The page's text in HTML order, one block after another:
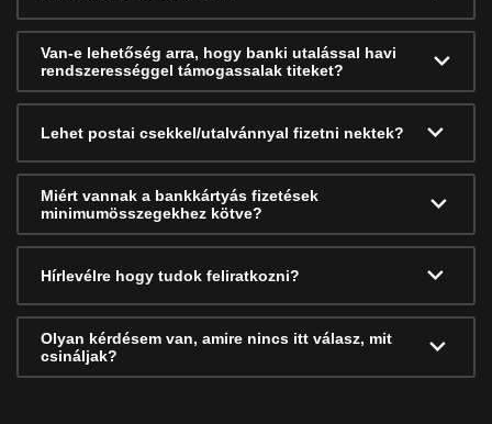
Van-e lehetőség arra, hogy banki utalással havi
rendszerességgel támogassalak titeket?
Lehet postai csekkel/utalvánnyal fizetni nektek?
Miért vannak a bankkártyás fizetések
minimumösszegekhez kötve?
Hírlevélre hogy tudok feliratkozni?
Olyan kérdésem van, amire nincs itt válasz, mit
csináljak?